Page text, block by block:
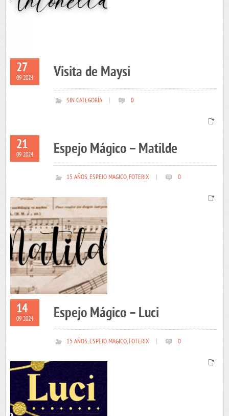
27
09 2024 Visita de Maysi
SIN CATEGORÍA 0
21
09 2024 Espejo Mágico – Matilde
15 AÑOS,ESPEJO MAGICO,FOTERIX 0
14
09 2024 Espejo Mágico – Luci
15 AÑOS,ESPEJO MAGICO,FOTERIX 0